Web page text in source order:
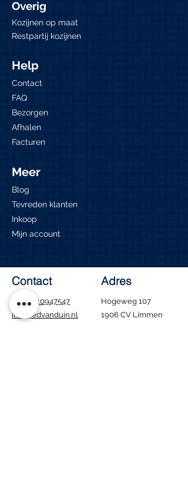
Overig
Kozijnen op maat
Restpartij kozijnen
Help
Contact
FAQ
Bezorgen
Afhalen
Facturen
Meer
Blog
Tevreden klanten
Inkoop
Mijn account
Contact
Tel.: 0610947547
info@edvanduin.nl
Adres
Hogeweg 107
1906 CV Limmen